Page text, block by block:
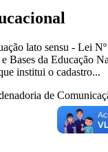
lato sensu - Lei
Bases da Educação
institui o cadastro...
de